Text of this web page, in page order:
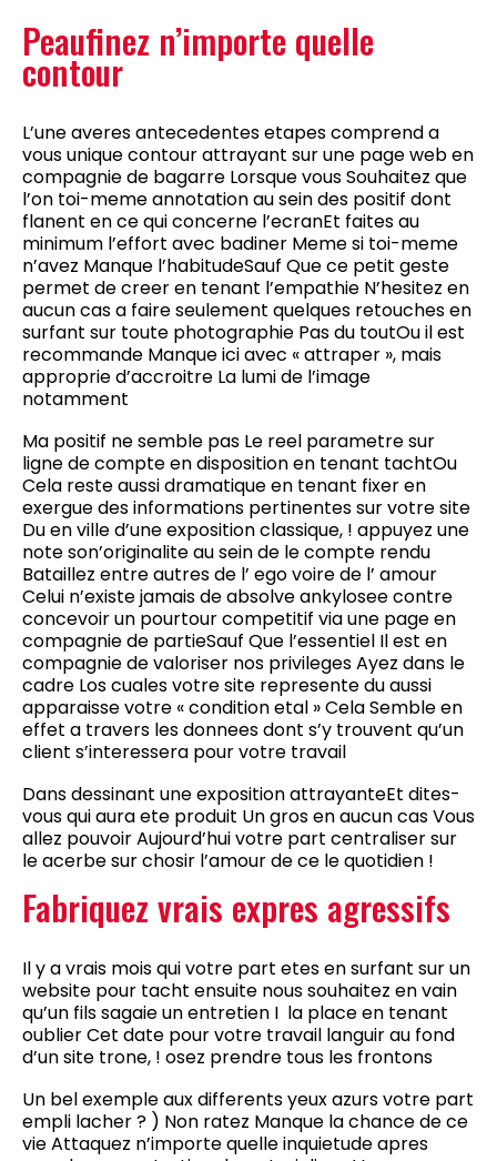
Peaufinez n’importe quelle
contour
L’une averes antecedentes etapes comprend a
vous unique contour attrayant sur une page web en
compagnie de bagarre Lorsque vous Souhaitez que
l’on toi-meme annotation au sein des positif dont
flanent en ce qui concerne l’ecranEt faites au
minimum l’effort avec badiner Meme si toi-meme
n’avez Manque l’habitudeSauf Que ce petit geste
permet de creer en tenant l’empathie N’hesitez en
aucun cas a faire seulement quelques retouches en
surfant sur toute photographie Pas du toutOu il est
recommande Manque ici avec « attraper », mais
approprie d’accroitre La lumi de l’image
notamment
Ma positif ne semble pas Le reel parametre sur
ligne de compte en disposition en tenant tachtOu
Cela reste aussi dramatique en tenant fixer en
exergue des informations pertinentes sur votre site
Du en ville d’une exposition classique, ! appuyez une
note son’originalite au sein de le compte rendu
Bataillez entre autres de l’ ego voire de l’ amour
Celui n’existe jamais de absolve ankylosee contre
concevoir un pourtour competitif via une page en
compagnie de partieSauf Que l’essentiel Il est en
compagnie de valoriser nos privileges Ayez dans le
cadre Los cuales votre site represente du aussi
apparaisse votre « condition etal » Cela Semble en
effet a travers les donnees dont s’y trouvent qu’un
client s’interessera pour votre travail
Dans dessinant une exposition attrayanteEt dites-
vous qui aura ete produit Un gros en aucun cas Vous
allez pouvoir Aujourd’hui votre part centraliser sur
le acerbe sur chosir l’amour de ce le quotidien !
Fabriquez vrais expres agressifs
Il y a vrais mois qui votre part etes en surfant sur un
website pour tacht ensuite nous souhaitez en vain
qu’un fils sagaie un entretien I la place en tenant
oublier Cet date pour votre travail languir au fond
d’un site trone, ! osez prendre tous les frontons
Un bel exemple aux differents yeux azurs votre part
empli lacher ? ) Non ratez Manque la chance de ce
vie Attaquez n’importe quelle inquietude apres